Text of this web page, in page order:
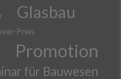
Glasbau
Preis
Promotion
für Bauwesen